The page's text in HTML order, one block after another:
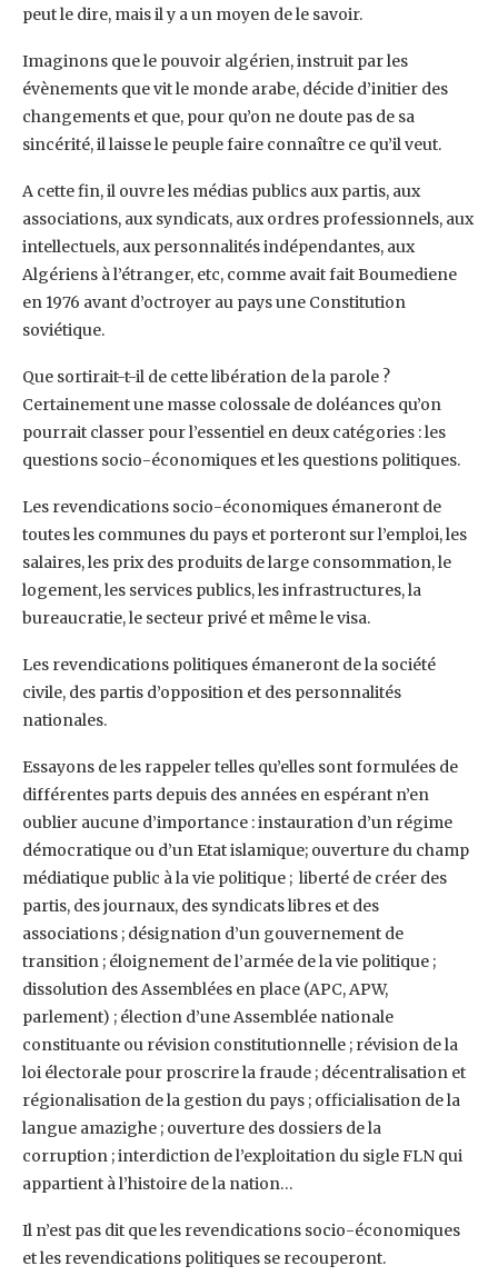
peut le dire, mais il y a un moyen de le savoir.
Imaginons que le pouvoir algérien, instruit par les
évènements que vit le monde arabe, décide d’initier des
changements et que, pour qu’on ne doute pas de sa
sincérité, il laisse le peuple faire connaître ce qu’il veut.
A cette fin, il ouvre les médias publics aux partis, aux
associations, aux syndicats, aux ordres professionnels, aux
intellectuels, aux personnalités indépendantes, aux
Algériens à l’étranger, etc, comme avait fait Boumediene
en 1976 avant d’octroyer au pays une Constitution
soviétique.
Que sortirait-t-il de cette libération de la parole ?
Certainement une masse colossale de doléances qu’on
pourrait classer pour l’essentiel en deux catégories : les
questions socio-économiques et les questions politiques.
Les revendications socio-économiques émaneront de
toutes les communes du pays et porteront sur l’emploi, les
salaires, les prix des produits de large consommation, le
logement, les services publics, les infrastructures, la
bureaucratie, le secteur privé et même le visa.
Les revendications politiques émaneront de la société
civile, des partis d’opposition et des personnalités
nationales.
Essayons de les rappeler telles qu’elles sont formulées de
différentes parts depuis des années en espérant n’en
oublier aucune d’importance : instauration d’un régime
démocratique ou d’un Etat islamique; ouverture du champ
médiatique public à la vie politique ; liberté de créer des
partis, des journaux, des syndicats libres et des
associations ; désignation d’un gouvernement de
transition ; éloignement de l’armée de la vie politique ;
dissolution des Assemblées en place (APC, APW,
parlement) ; élection d’une Assemblée nationale
constituante ou révision constitutionnelle ; révision de la
loi électorale pour proscrire la fraude ; décentralisation et
régionalisation de la gestion du pays ; officialisation de la
langue amazighe ; ouverture des dossiers de la
corruption ; interdiction de l’exploitation du sigle FLN qui
appartient à l’histoire de la nation…
Il n’est pas dit que les revendications socio-économiques
et les revendications politiques se recouperont.